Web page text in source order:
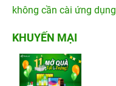
không cần cài ứng dụng
KHUYẾN MẠI